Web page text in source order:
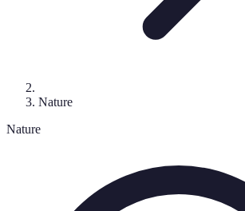
Nature
Nature